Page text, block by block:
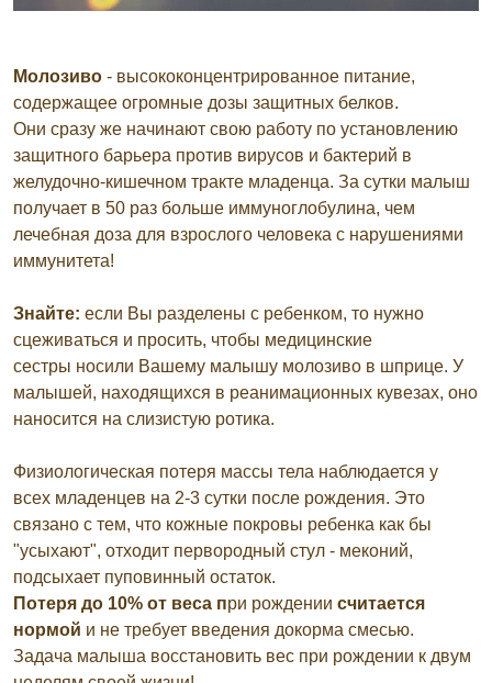
Молозиво - высококонцентрированное питание,
содержащее огромные дозы защитных белков.
Они сразу же начинают свою работу по установлению
защитного барьера против вирусов и бактерий в
желудочно-кишечном тракте младенца. За сутки малыш
получает в 50 раз больше иммуноглобулина, чем
лечебная доза для взрослого человека с нарушениями
иммунитета!
Знайте: если Вы разделены с ребенком, то нужно
сцеживаться и просить, чтобы медицинские
сестры носили Вашему малышу молозиво в шприце. У
малышей, находящихся в реанимационных кувезах, оно
наносится на слизистую ротика.
Физиологическая потеря массы тела наблюдается у
всех младенцев на 2-3 сутки после рождения. Это
связано с тем, что кожные покровы ребенка как бы
"усыхают", отходит первородный стул - меконий,
подсыхает пуповинный остаток.
Потеря до 10% от веса при рождении считается
нормой и не требует введения докорма смесью.
Задача малыша восстановить вес при рождении к двум